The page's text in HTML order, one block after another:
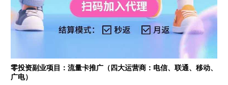
零投资副业项目：流量卡推广（四大运营商：电信、联通、移动、
广电）